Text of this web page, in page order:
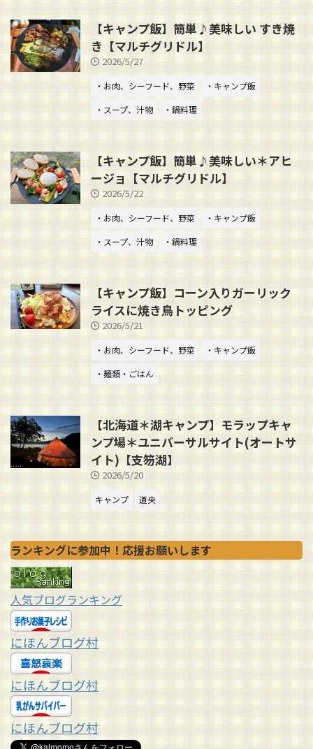
【キャンプ飯】簡単♪美味しい すき焼
き【マルチグリドル】
2026/5/27
・お肉、シーフード、野菜
・キャンプ飯
・スープ、汁物
・鍋料理
【キャンプ飯】簡単♪美味しい＊アヒ
ージョ【マルチグリドル】
2026/5/22
・お肉、シーフード、野菜
・キャンプ飯
・スープ、汁物
・鍋料理
【キャンプ飯】コーン入りガーリック
ライスに焼き鳥トッピング
2026/5/21
・お肉、シーフード、野菜
・キャンプ飯
・麺類・ごはん
【北海道＊湖キャンプ】モラップキャ
ンプ場＊ユニバーサルサイト(オートサ
イト)【支笏湖】
2026/5/20
キャンプ 道央
ランキングに参加中！応援お願いします
人気ブログランキング
にほんブログ村
にほんブログ村
にほんブログ村